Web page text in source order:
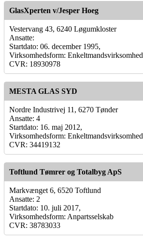
GlasXperten v/Jesper Hoeg
Vestervang 43, 6240 Løgumkloster
Ansatte:
Startdato: 06. december 1995,
Virksomhedsform: Enkeltmandsvirksomhed
CVR: 18930978
MESTA GLAS SYD
Nordre Industrivej 11, 6270 Tønder
Ansatte: 4
Startdato: 16. maj 2012,
Virksomhedsform: Enkeltmandsvirksomhed
CVR: 34419132
Toftlund Tømrer og Totalbyg ApS
Markvænget 6, 6520 Toftlund
Ansatte: 2
Startdato: 10. juli 2017,
Virksomhedsform: Anpartsselskab
CVR: 38783033